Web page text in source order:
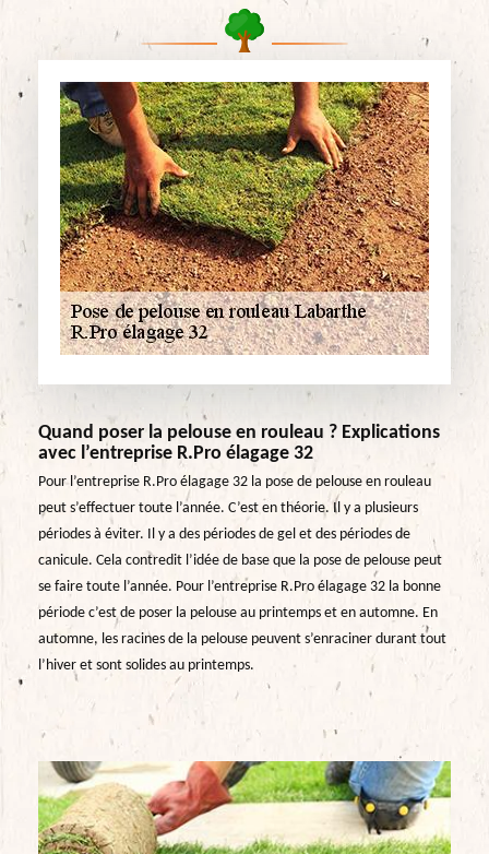
Quand poser la pelouse en rouleau ? Explications
avec l’entreprise R.Pro élagage 32
Pour l’entreprise R.Pro élagage 32 la pose de pelouse en rouleau
peut s’effectuer toute l’année. C’est en théorie. Il y a plusieurs
périodes à éviter. Il y a des périodes de gel et des périodes de
canicule. Cela contredit l’idée de base que la pose de pelouse peut
se faire toute l’année. Pour l’entreprise R.Pro élagage 32 la bonne
période c’est de poser la pelouse au printemps et en automne. En
automne, les racines de la pelouse peuvent s’enraciner durant tout
l’hiver et sont solides au printemps.